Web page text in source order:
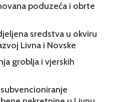
poduzeća i obrte
sredstva u okviru
Livna i Novske
groblja i vjerskih